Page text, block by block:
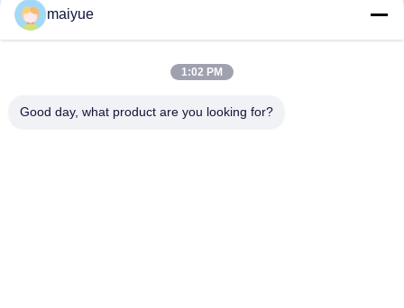
A: DHL, EMS, FedEx of zeevracht, luchtvracht, enz., voor uw
gemak.
Q6:Kunt u klanten monsters leveren?
verpakking en uw zaak aan te passen.
maiyue
1:02 PM
Good day, what product are you looking for?